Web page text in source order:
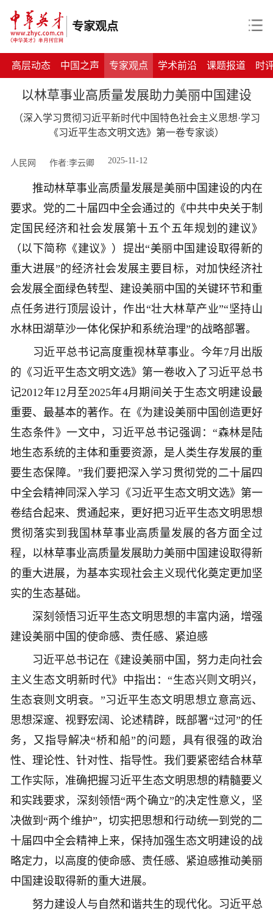
专家观点
高层动态 中国之声 专家观点 学术前沿 课题报道 时
以林草事业高质量发展助力美丽中国建设
（深入学习贯彻习近平新时代中国特色社会主义思想·学习
《习近平生态文明文选》第一卷专家谈）
人民网 作者:李云卿 2025-11-12
推动林草事业高质量发展是美丽中国建设的内在
要求。党的二十届四中全会通过的《中共中央关于制
定国民经济和社会发展第十五个五年规划的建议》
（以下简称《建议》）提出“美丽中国建设取得新的
重大进展”的经济社会发展主要目标，对加快经济社
会发展全面绿色转型、建设美丽中国的关键环节和重
点任务进行顶层设计，作出“壮大林草产业”“坚持山
水林田湖草沙一体化保护和系统治理”的战略部署。
习近平总书记高度重视林草事业。今年7月出版
的《习近平生态文明文选》第一卷收入了习近平总书
记2012年12月至2025年4月期间关于生态文明建设最
重要、最基本的著作。在《为建设美丽中国创造更好
生态条件》一文中，习近平总书记强调：“森林是陆
地生态系统的主体和重要资源，是人类生存发展的重
要生态保障。”我们要把深入学习贯彻党的二十届四
中全会精神同深入学习《习近平生态文明文选》第一
卷结合起来、贯通起来，更好把习近平生态文明思想
贯彻落实到我国林草事业高质量发展的各方面全过
程，以林草事业高质量发展助力美丽中国建设取得新
的重大进展，为基本实现社会主义现代化奠定更加坚
实的生态基础。
深刻领悟习近平生态文明思想的丰富内涵，增强
建设美丽中国的使命感、责任感、紧迫感
习近平总书记在《建设美丽中国，努力走向社会
主义生态文明新时代》中指出：“生态兴则文明兴，
生态衰则文明衰。”习近平生态文明思想立意高远、
思想深邃、视野宏阔、论述精辟，既部署“过河”的任
务，又指导解决“桥和船”的问题，具有很强的政治
性、理论性、针对性、指导性。我们要紧密结合林草
工作实际，准确把握习近平生态文明思想的精髓要义
和实践要求，深刻领悟“两个确立”的决定性意义，坚
决做到“两个维护”，切实把思想和行动统一到党的二
十届四中全会精神上来，保持加强生态文明建设的战
略定力，以高度的使命感、责任感、紧迫感推动美丽
中国建设取得新的重大进展。
努力建设人与自然和谐共生的现代化。习近平总